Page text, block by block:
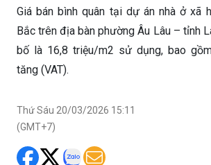
Giá bán bình quân tại dự án nhà ở xã
Bắc trên địa bàn phường Âu Lâu – tỉnh
bố là 16,8 triệu/m2 sử dụng, bao
tăng (VAT).
Thứ Sáu 20/03/2026 15:11
(GMT+7)